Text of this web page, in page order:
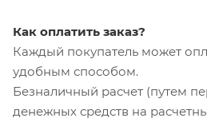
Как оплатить заказ?
Каждый покупатель может
удобным способом.
Безналичный расчет (путем
денежных средств на